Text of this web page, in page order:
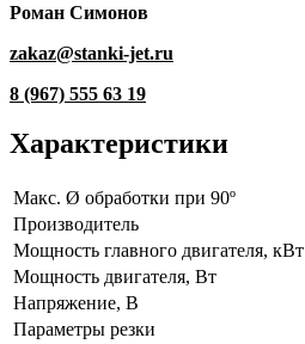
Роман Симонов
zakaz@stanki-jet.ru
8 (967) 555 63 19
Характеристики
Макс. Ø обработки при 90º
Производитель
Мощность главного двигателя, кВт
Мощность двигателя, Вт
Напряжение, В
Параметры резки